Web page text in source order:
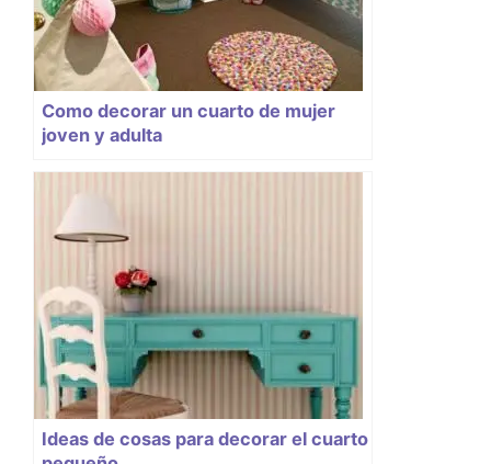
Como decorar un cuarto de mujer
joven y adulta
Ideas de cosas para decorar el cuarto